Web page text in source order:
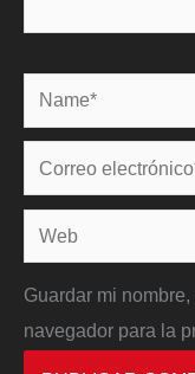
Name*
Correo
electrónico*
Web
Guardar mi
navegador para la